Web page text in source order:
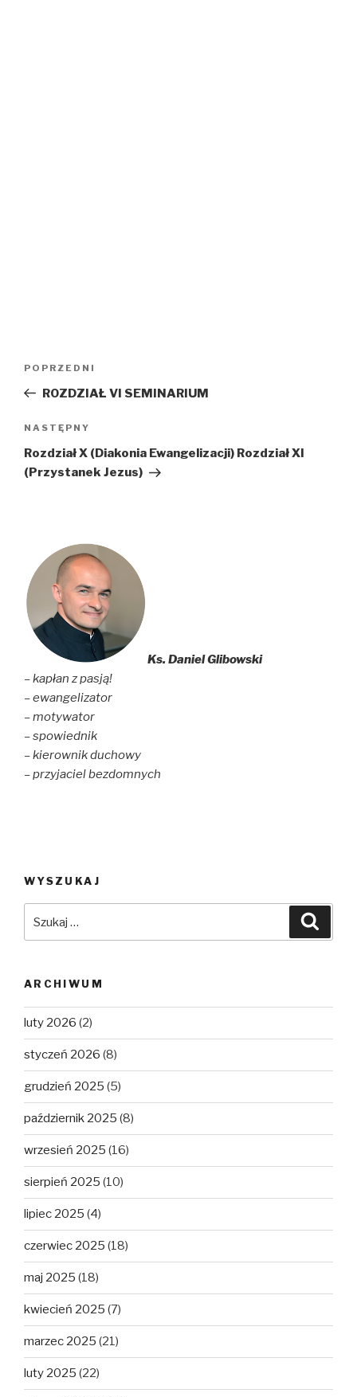
Poprzedni
wpis
POPRZEDNI
ROZDZIAŁ VI SEMINARIUM
Następny
wpis
NASTĘPNY
Rozdział X (Diakonia Ewangelizacji) Rozdział XI
(Przystanek Jezus)
Ks. Daniel Glibowski
– kapłan z pasją!
– ewangelizator
– motywator
– spowiednik
– kierownik duchowy
– przyjaciel bezdomnych
WYSZUKAJ
ARCHIWUM
luty 2026 (2)
styczeń 2026 (8)
grudzień 2025 (5)
październik 2025 (8)
wrzesień 2025 (16)
sierpień 2025 (10)
lipiec 2025 (4)
czerwiec 2025 (18)
maj 2025 (18)
kwiecień 2025 (7)
marzec 2025 (21)
luty 2025 (22)